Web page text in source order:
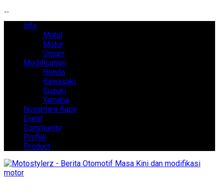
Info
Mobil
Motor
Umum
Modification
Honda
Kawasaki
Suzuki
Yamaha
Nusantara Race
Event
Community
Profile
Product